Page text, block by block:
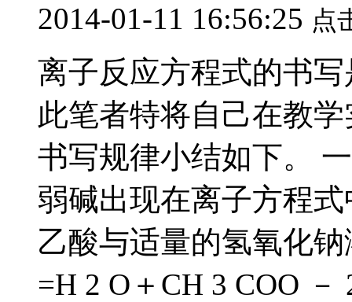
2014-01-11 16:56:25 点
离子反应方程式的书
此笔者特将自己在教
书写规律小结如下。
弱碱出现在离子方程
乙酸与适量的氢氧化
=H 2 O＋CH 3 COO －